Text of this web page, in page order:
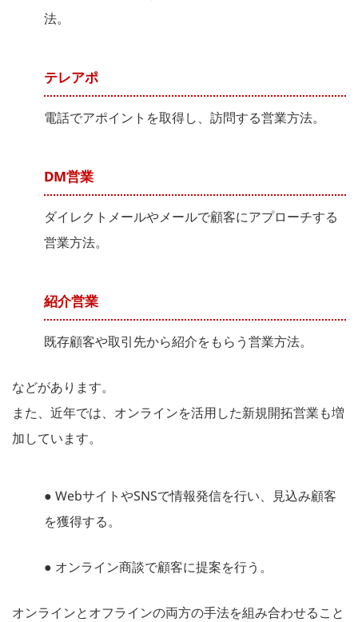
法。
テレアポ
電話でアポイントを取得し、訪問する営業方法。
DM営業
ダイレクトメールやメールで顧客にアプローチする
営業方法。
紹介営業
既存顧客や取引先から紹介をもらう営業方法。
などがあります。
また、近年では、オンラインを活用した新規開拓営業も増
加しています。
● WebサイトやSNSで情報発信を行い、見込み顧客
を獲得する。
● オンライン商談で顧客に提案を行う。
オンラインとオフラインの両方の手法を組み合わせること